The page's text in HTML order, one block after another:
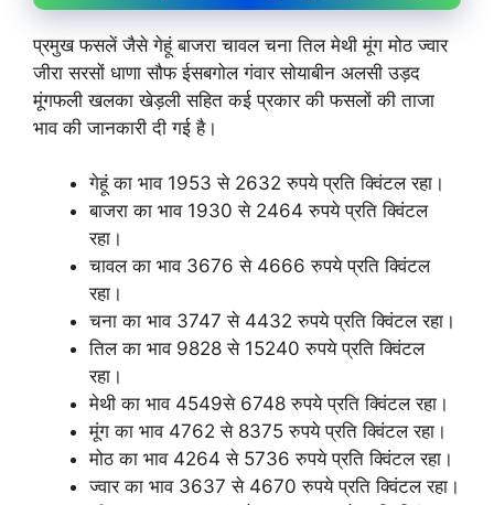
प्रमुख फसलें जैसे गेहूं बाजरा चावल चना तिल मेथी मूंग मोठ ज्वार
जीरा सरसों धाणा सौफ ईसबगोल गंवार सोयाबीन अलसी उड़द
मूंगफली खलका खेड़ली सहित कई प्रकार की फसलों की ताजा
भाव की जानकारी दी गई है।
गेहूं का भाव 1953 से 2632 रुपये प्रति क्विंटल रहा।
बाजरा का भाव 1930 से 2464 रुपये प्रति क्विंटल
रहा।
चावल का भाव 3676 से 4666 रुपये प्रति क्विंटल
रहा।
चना का भाव 3747 से 4432 रुपये प्रति क्विंटल रहा।
तिल का भाव 9828 से 15240 रुपये प्रति क्विंटल
रहा।
मेथी का भाव 4549से 6748 रुपये प्रति क्विंटल रहा।
मूंग का भाव 4762 से 8375 रुपये प्रति क्विंटल रहा।
मोठ का भाव 4264 से 5736 रुपये प्रति क्विंटल रहा।
ज्वार का भाव 3637 से 4670 रुपये प्रति क्विंटल रहा।